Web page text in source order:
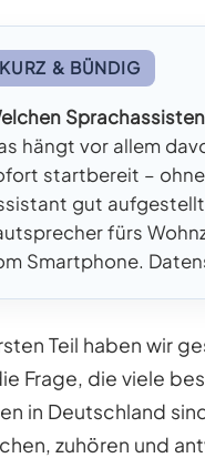
KURZ & BÜNDIG
hängt vor allem
startbereit –
gut
fürs
Smartphone.
Teil haben wir
Frage, die viele
in Deutschland
zuhören und